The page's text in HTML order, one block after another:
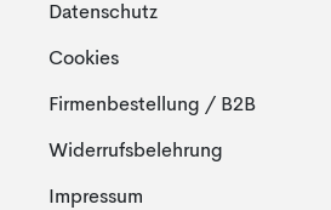
Datenschutz
Cookies
Firmenbestellung / B2B
Widerrufsbelehrung
Impressum